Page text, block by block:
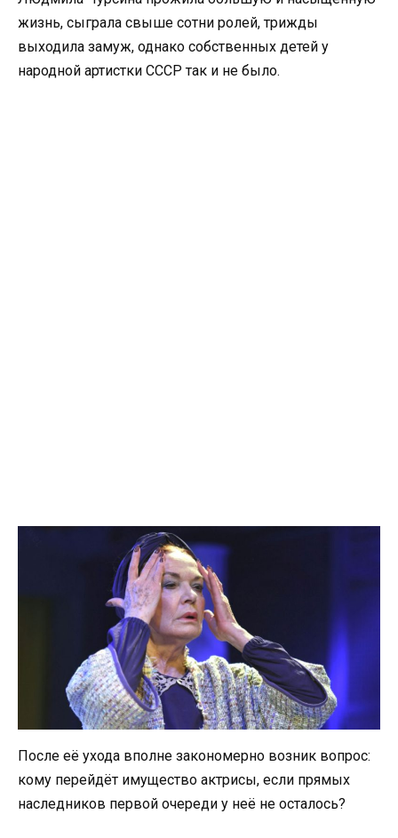
жизнь, сыграла свыше сотни ролей, трижды
выходила замуж, однако собственных детей у
народной артистки СССР так и не было.
После её ухода вполне закономерно возник вопрос:
кому перейдёт имущество актрисы, если прямых
наследников первой очереди у неё не осталось?